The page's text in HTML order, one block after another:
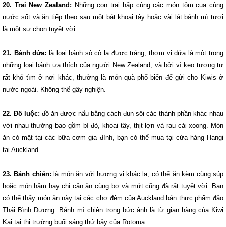
20. Trai New Zealand: Những con trai hấp cùng các món tôm cua cùng
nước sốt và ăn tiếp theo sau một bát khoai tây hoặc vài lát bánh mì tươi
là một sự chọn tuyệt vời
21. Bánh dứa: là loại bánh sô cô la được tráng, thơm vị dứa là một trong
những loại bánh ưa thích của người New Zealand, và bởi vì kẹo tương tự
rất khó tìm ở nơi khác, thường là món quà phổ biến để gửi cho Kiwis ở
nước ngoài. Không thể gây nghiện.
22. Đồ luộc: đồ ăn được nấu bằng cách đun sôi các thành phần khác nhau
với nhau thường bao gồm bí đỏ, khoai tây, thịt lợn và rau cải xoong. Món
ăn có mặt tại các bữa cơm gia đình, bạn có thể mua tại cửa hàng Hangi
tại Auckland.
23. Bánh chiên: là món ăn với hương vị khác lạ, có thể ăn kèm cùng súp
hoặc món hầm hay chỉ cần ăn cùng bơ và mứt cũng đã rất tuyệt vời. Bạn
có thể thấy món ăn này tại các chợ đêm của Auckland bán thực phẩm đảo
Thái Bình Dương. Bánh mì chiên trong bức ảnh là từ gian hàng của Kiwi
Kai tại thị trường buổi sáng thứ bảy của Rotorua.